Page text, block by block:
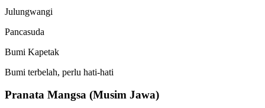
Julungwangi
Pancasuda
Bumi Kapetak
Bumi terbelah, perlu hati-hati
Pranata Mangsa (Musim Jawa)